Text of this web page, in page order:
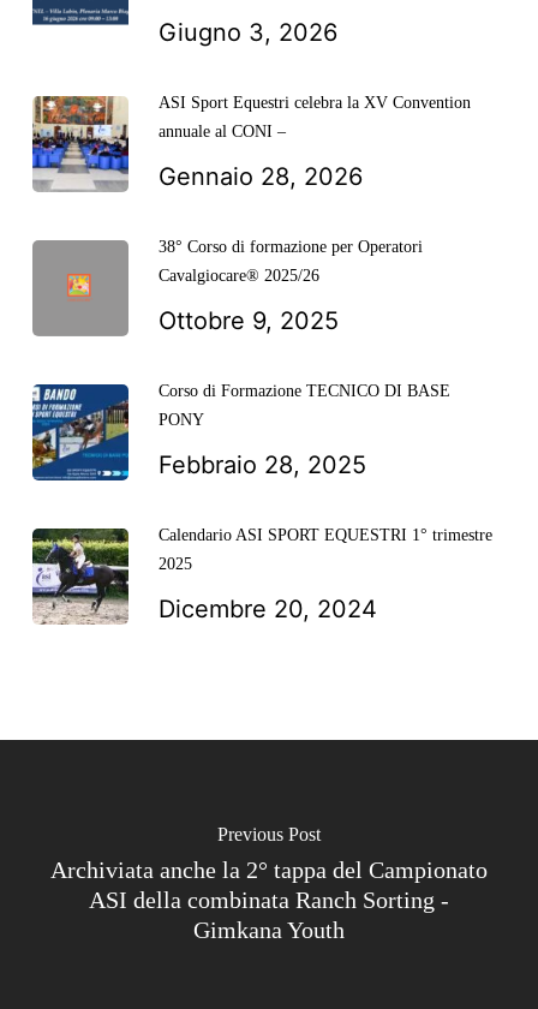
Giugno 3, 2026
ASI Sport Equestri celebra la XV Convention
annuale al CONI –
Gennaio 28, 2026
38° Corso di formazione per Operatori
Cavalgiocare® 2025/26
Ottobre 9, 2025
Corso di Formazione TECNICO DI BASE
PONY
Febbraio 28, 2025
Calendario ASI SPORT EQUESTRI 1° trimestre
2025
Dicembre 20, 2024
Previous Post
Archiviata anche la 2° tappa del Campionato
ASI della combinata Ranch Sorting -
Gimkana Youth